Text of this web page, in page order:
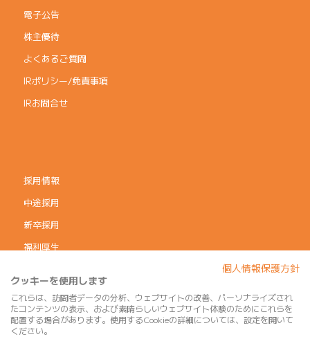
電子公告
株主優待
よくあるご質問
IRポリシー/免責事項
IRお問合せ
採用情報
中途採用
新卒採用
福利厚生
個人情報保護方針
利用規約
サイトマップ
個人情報保護方針
クッキーを使用します
これらは、訪問者データの分析、ウェブサイトの改善、パーソナライズされ
たコンテンツの表示、および素晴らしいウェブサイト体験のためにこれらを
配置する場合があります。使用するCookieの詳細については、設定を開いて
ください。